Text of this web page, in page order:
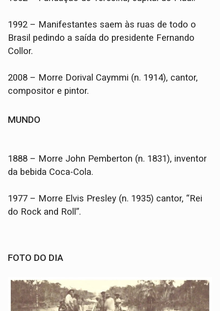
1992 – Manifestantes saem às ruas de todo o
Brasil pedindo a saída do presidente Fernando
Collor.
2008 – Morre Dorival Caymmi (n. 1914), cantor,
compositor e pintor.
MUNDO
1888 – Morre John Pemberton (n. 1831), inventor
da bebida Coca-Cola.
1977 – Morre Elvis Presley (n. 1935) cantor, “Rei
do Rock and Roll”.
FOTO DO DIA